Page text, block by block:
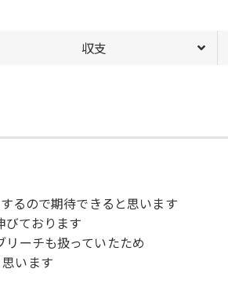
収支
るので期待できると思います
びております
ーチも扱っていたため
います